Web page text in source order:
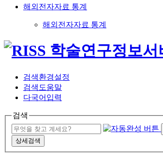
해외전자자료 통계
해외전자자료 통계
검색환경설정
검색도움말
다국어입력
검색
상세검색